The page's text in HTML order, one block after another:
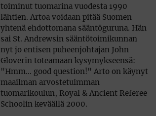
toiminut tuomarina vuodesta 1990
lähtien. Artoa voidaan pitää Suomen
yhtenä ehdottomana sääntöguruna. Hän
sai St. Andrewsin sääntötoimikunnan
nyt jo entisen puheenjohtajan John
Gloverin toteamaan kysymykseensä:
"Hmm... good question!" Arto on käynyt
maailman arvostetuimman
tuomarikoulun, Royal & Ancient Referee
Schoolin keväällä 2000.